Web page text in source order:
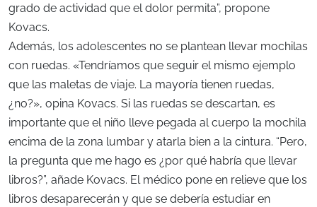
grado de actividad que el dolor permita”, propone
Kovacs.
Además, los adolescentes no se plantean llevar mochilas
con ruedas. «Tendríamos que seguir el mismo ejemplo
que las maletas de viaje. La mayoría tienen ruedas,
¿no?», opina Kovacs. Si las ruedas se descartan, es
importante que el niño lleve pegada al cuerpo la mochila
encima de la zona lumbar y atarla bien a la cintura. “Pero,
la pregunta que me hago es ¿por qué habría que llevar
libros?”, añade Kovacs. El médico pone en relieve que los
libros desaparecerán y que se debería estudiar en